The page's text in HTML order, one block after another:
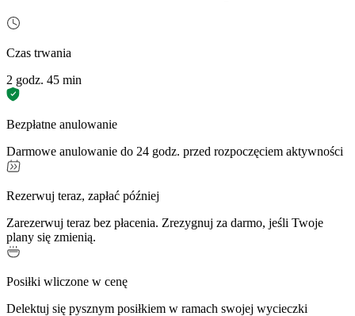
Czas trwania
2 godz. 45 min
Bezpłatne anulowanie
Darmowe anulowanie do 24 godz. przed rozpoczęciem aktywności
Rezerwuj teraz, zapłać później
Zarezerwuj teraz bez płacenia. Zrezygnuj za darmo, jeśli Twoje
plany się zmienią.
Posiłki wliczone w cenę
Delektuj się pysznym posiłkiem w ramach swojej wycieczki